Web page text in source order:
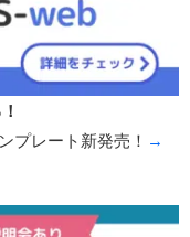
プレート新発売！ →